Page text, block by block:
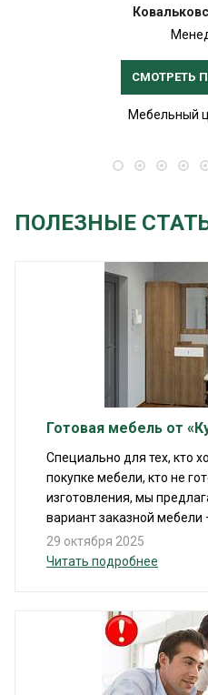
СМОТРЕТЬ
Мебельный
ПОЛЕЗНЫЕ
Готовая мебель от
Специально для тех, кто
покупке мебели, кто не
изготовления, мы
вариант заказной мебели
29 октября 2025
Читать подробнее